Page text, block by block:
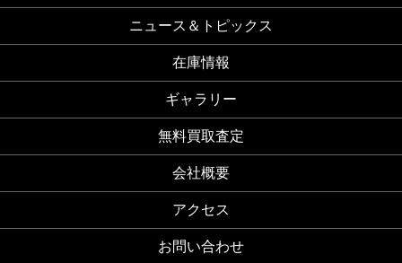
ニュース＆トピックス
在庫情報
ギャラリー
無料買取査定
会社概要
アクセス
お問い合わせ